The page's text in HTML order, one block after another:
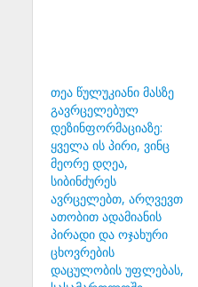
თეა წულუკიანი მასზე
გავრცელებულ
დეზინფორმაციაზე:
ყველა ის პირი, ვინც
მეორე დღეა,
სიბინძურეს
ავრცელებთ, არღვევთ
ათობით ადამიანის
პირადი და ოჯახური
ცხოვრების
დაცულობის უფლებას,